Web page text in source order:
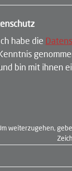
habe die
bin mit ihnen
weiterzugehen,